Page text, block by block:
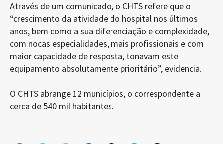
Através de um comunicado, o CHTS refere que o
“crescimento da atividade do hospital nos últimos
anos, bem como a sua diferenciação e complexidade,
com nocas especialidades, mais profissionais e com
maior capacidade de resposta, tonavam este
equipamento absolutamente prioritário”, evidencia.
O CHTS abrange 12 municípios, o correspondente a
cerca de 540 mil habitantes.